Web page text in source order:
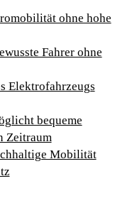
ohne hohe
Fahrer ohne
Elektrofahrzeugs
bequeme
Zeitraum
Mobilität